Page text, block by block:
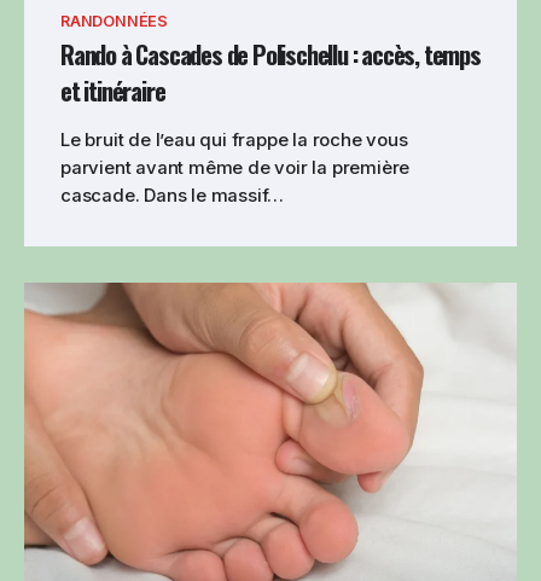
RANDONNÉES
Rando à Cascades de Polischellu : accès, temps
et itinéraire
Le bruit de l’eau qui frappe la roche vous
parvient avant même de voir la première
cascade. Dans le massif…